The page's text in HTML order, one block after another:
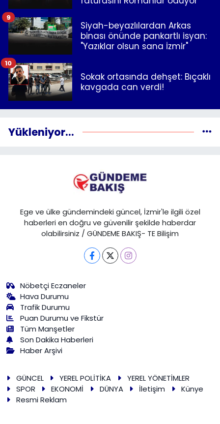
Siyah-beyazlılardan Arkas
binası önünde pankartlı isyan:
"Yazıklar olsun sana İzmir"
9
Sokak ortasında dehşet: Bıçaklı
kavgada can verdi!
10
Yükleniyor...
Ege ve ülke gündemindeki güncel, İzmir'le ilgili özel
haberleri en doğru ve güvenilir şekilde haberdar
olabilirsiniz / GÜNDEME BAKIŞ- TE Bilişim
Nöbetçi Eczaneler
Hava Durumu
Trafik Durumu
Puan Durumu ve Fikstür
Tüm Manşetler
Son Dakika Haberleri
Haber Arşivi
GÜNCEL YEREL POLİTİKA
YEREL YÖNETİMLER
SPOR
EKONOMİ DÜNYA İletişim
Künye
Resmi Reklam